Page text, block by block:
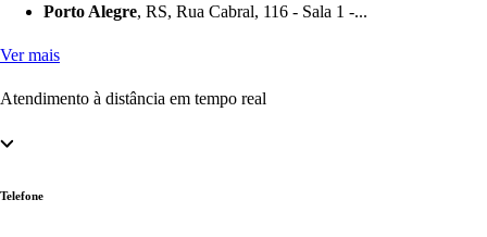
Porto Alegre, RS, Rua Cabral, 116 - Sala 1 -...
Ver mais
Atendimento à distância em tempo real
Telefone